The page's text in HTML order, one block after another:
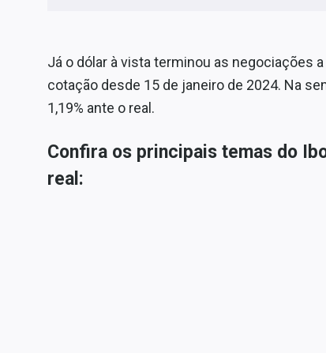
Já o dólar à vista terminou as negociações a
cotação desde 15 de janeiro de 2024. Na
1,19% ante o real.
Confira os principais temas do
real: